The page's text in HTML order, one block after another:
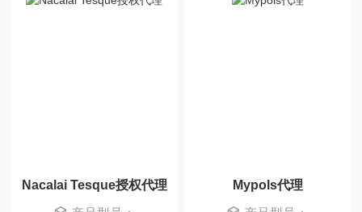
Nacalai Tesque授权代理 Mypols代理